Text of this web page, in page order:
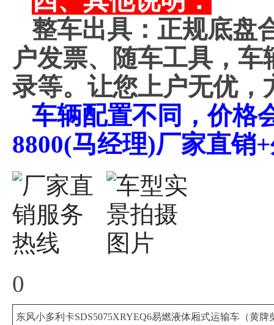
整车出具：正规底盘
户发票、随车工具，
录等。让您上户无优，
车辆配置不同，价格
8800(马经理)厂家直销
0
东风小多利卡SDS5075XRYEQ6易燃液体厢式运输车（黄牌